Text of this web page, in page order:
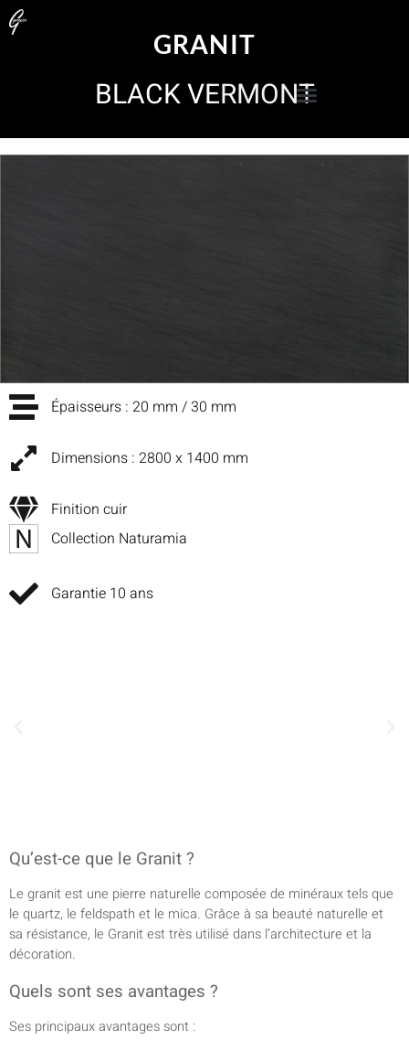
GRANIT
BLACK VERMONT
Épaisseurs : 20 mm / 30 mm
Dimensions : 2800 x 1400 mm
Finition cuir
Collection Naturamia
Garantie 10 ans
Qu’est-ce que le Granit ?
Le granit est une pierre naturelle composée de minéraux tels que
le quartz, le feldspath et le mica. Grâce à sa beauté naturelle et
sa résistance, le Granit est très utilisé dans l’architecture et la
décoration.
Quels sont ses avantages ?
Ses principaux avantages sont :